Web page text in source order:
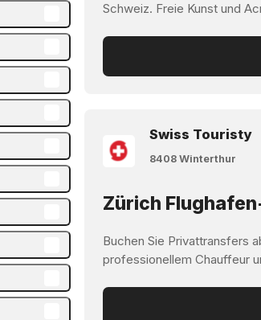
Schweiz. Freie Kunst und
Swiss Touristy
8408 Winterthur
Zürich
Buchen Sie Privattransfers
professionellem Chauffeur